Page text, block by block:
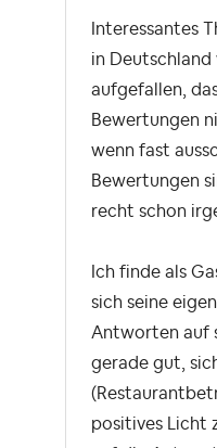
Interessantes
in Deutschland
aufgefallen,
Bewertungen
wenn fast
Bewertungen
recht schon
Ich finde als
sich seine
Antworten auf
gerade gut,
positives Licht